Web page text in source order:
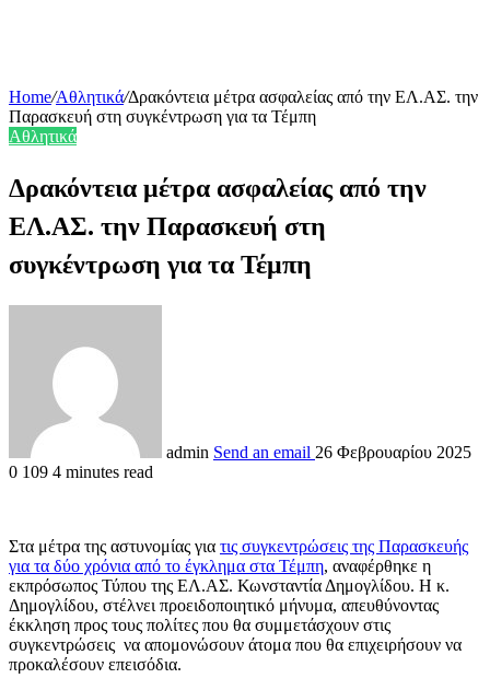
Home/Αθλητικά/Δρακόντεια μέτρα ασφαλείας από την ΕΛ.ΑΣ. την
Παρασκευή στη συγκέντρωση για τα Τέμπη
Αθλητικά
Δρακόντεια μέτρα ασφαλείας από την
ΕΛ.ΑΣ. την Παρασκευή στη
συγκέντρωση για τα Τέμπη
admin Send an email 26 Φεβρουαρίου 2025
0 109 4 minutes read
Στα μέτρα της αστυνομίας για τις συγκεντρώσεις της Παρασκευής
για τα δύο χρόνια από το έγκλημα στα Τέμπη, αναφέρθηκε η
εκπρόσωπος Τύπου της ΕΛ.ΑΣ. Κωνσταντία Δημογλίδου. Η κ.
Δημογλίδου, στέλνει προειδοποιητικό μήνυμα, απευθύνοντας
έκκληση προς τους πολίτες που θα συμμετάσχουν στις
συγκεντρώσεις να απομονώσουν άτομα που θα επιχειρήσουν να
προκαλέσουν επεισόδια.